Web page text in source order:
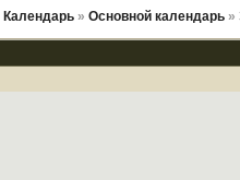
Календарь» Основной календарь»